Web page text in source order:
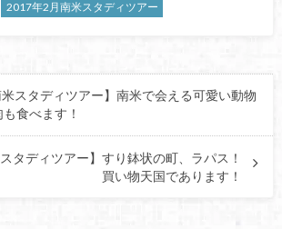
2017年2月南米スタディツアー
米スタディツアー】南米で会える可愛い動物
食べます！
タディツアー】すり鉢状の町、ラパス！
買い物天国であります！